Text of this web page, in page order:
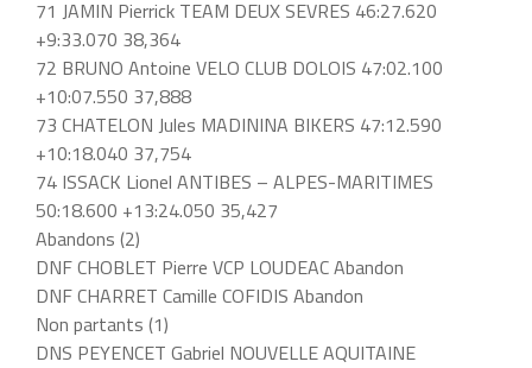
71 JAMIN Pierrick TEAM DEUX SEVRES 46:27.620
+9:33.070 38,364
72 BRUNO Antoine VELO CLUB DOLOIS 47:02.100
+10:07.550 37,888
73 CHATELON Jules MADININA BIKERS 47:12.590
+10:18.040 37,754
74 ISSACK Lionel ANTIBES – ALPES-MARITIMES
50:18.600 +13:24.050 35,427
Abandons (2)
DNF CHOBLET Pierre VCP LOUDEAC Abandon
DNF CHARRET Camille COFIDIS Abandon
Non partants (1)
DNS PEYENCET Gabriel NOUVELLE AQUITAINE